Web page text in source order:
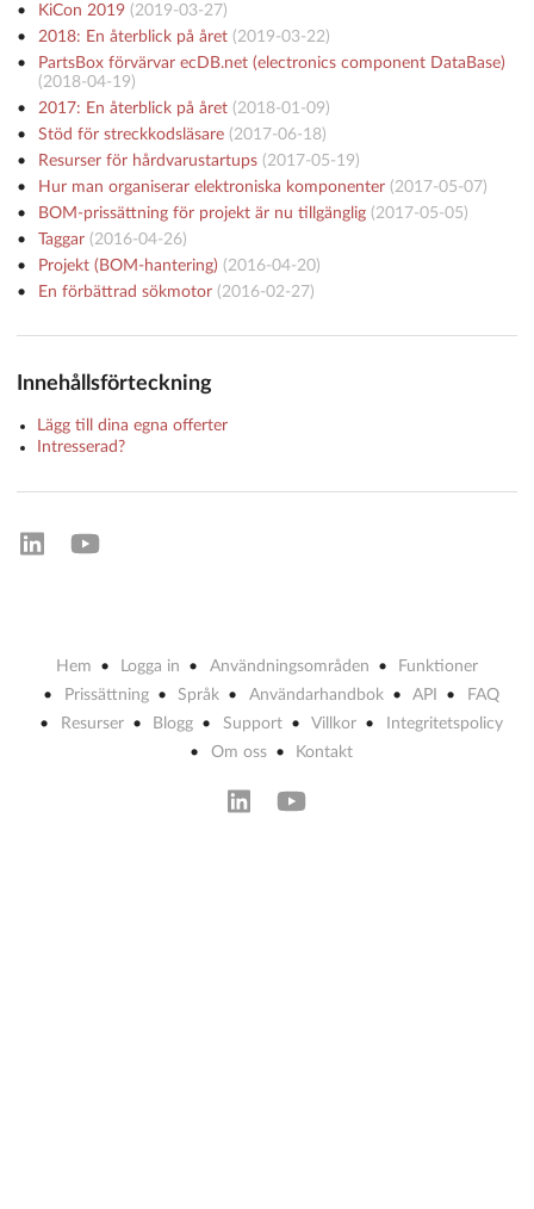
KiCon 2019(2019-03-27)
2018: En återblick på året(2019-03-22)
PartsBox förvärvar ecDB.net (electronics component DataBase)
(2018-04-19)
2017: En återblick på året(2018-01-09)
Stöd för streckkodsläsare(2017-06-18)
Resurser för hårdvarustartups(2017-05-19)
Hur man organiserar elektroniska komponenter(2017-05-07)
BOM-prissättning för projekt är nu tillgänglig(2017-05-05)
Taggar(2016-04-26)
Projekt (BOM-hantering) (2016-04-20)
En förbättrad sökmotor(2016-02-27)
Innehållsförteckning
Lägg till dina egna offerter
Intresserad?
Hem Logga in Användningsområden
Funktioner
Prissättning
Språk Användarhandbok API
FAQ
Resurser
Blogg Support Villkor
Integritetspolicy
Om oss
Kontakt